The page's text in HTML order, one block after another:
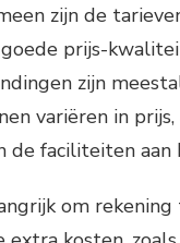
zijn de
prijs-
zijn
variëren in
de faciliteiten aan
om